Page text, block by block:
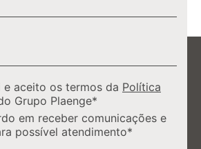
e aceito os termos da Política
Grupo Plaenge*
em receber comunicações e
possível atendimento*